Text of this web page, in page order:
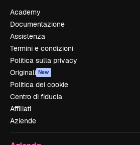
Academy
Documentazione
Assistenza
Termini e condizioni
Politica sulla privacy
Originali New
Politica dei cookie
Centro di fiducia
Affiliati
Aziende